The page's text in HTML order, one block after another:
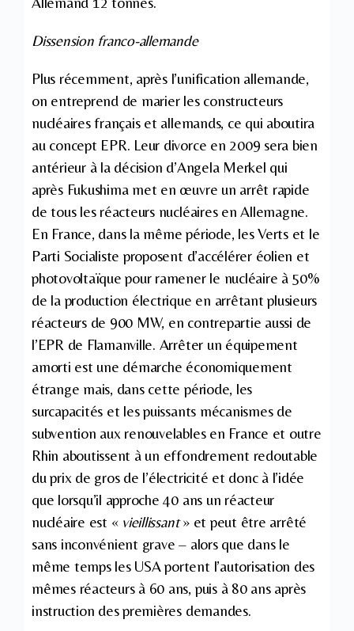
Dissension franco-allemande
Plus récemment, après l’unification allemande,
on entreprend de marier les constructeurs
nucléaires français et allemands, ce qui aboutira
au concept EPR. Leur divorce en 2009 sera bien
antérieur à la décision d’Angela Merkel qui
après Fukushima met en œuvre un arrêt rapide
de tous les réacteurs nucléaires en Allemagne.
En France, dans la même période, les Verts et le
Parti Socialiste proposent d’accélérer éolien et
photovoltaïque pour ramener le nucléaire à 50%
de la production électrique en arrêtant plusieurs
réacteurs de 900 MW, en contrepartie aussi de
l’EPR de Flamanville. Arrêter un équipement
amorti est une démarche économiquement
étrange mais, dans cette période, les
surcapacités et les puissants mécanismes de
subvention aux renouvelables en France et outre
Rhin aboutissent à un effondrement redoutable
du prix de gros de l’électricité et donc à l’idée
que lorsqu’il approche 40 ans un réacteur
nucléaire est « vieillissant» et peut être arrêté
sans inconvénient grave – alors que dans le
même temps les USA portent l’autorisation des
mêmes réacteurs à 60 ans, puis à 80 ans après
instruction des premières demandes.